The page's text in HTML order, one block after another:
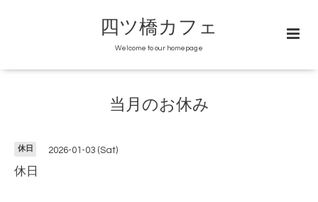
四ツ橋カフェ
Welcome to our homepage
当月のお休み
休日 2026-01-03 (Sat)
休日